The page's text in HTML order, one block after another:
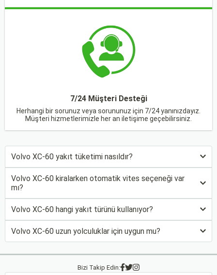
7/24 Müşteri Desteği
Herhangi bir sorunuz veya sorununuz için 7/24 yanınızdayız.
Müşteri hizmetlerimizle her an iletişime geçebilirsiniz.
Volvo XC-60 yakıt tüketimi nasıldır?
Volvo XC-60 kiralarken otomatik vites seçeneği var
mı?
Volvo XC-60 hangi yakıt türünü kullanıyor?
Volvo XC-60 uzun yolculuklar için uygun mu?
Bizi Takip Edin: